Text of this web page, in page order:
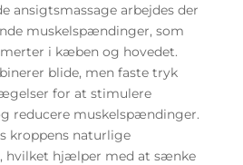
ansigtsmassage arbejdes der
muskelspændinger, som
i kæben og hovedet.
blide, men faste tryk
for at stimulere
reducere muskelspændinger.
kroppens naturlige
hvilket hjælper med at sænke